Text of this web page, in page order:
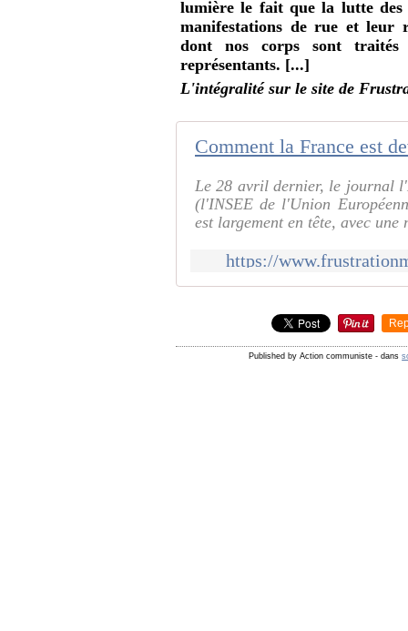
lumière le fait que la lutte des
manifestations de rue et leur
dont nos corps sont
représentants. [...]
L'intégralité sur le site de
Le 28 avril dernier, le journal
(l'INSEE de l'Union
est largement en tête, avec
https://
Published by Action communiste - dans